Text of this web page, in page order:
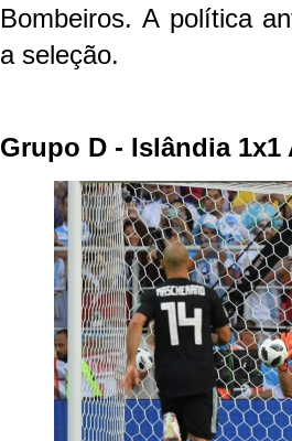
Bombeiros. A política
a seleção.
Grupo D - Islândia 1x1